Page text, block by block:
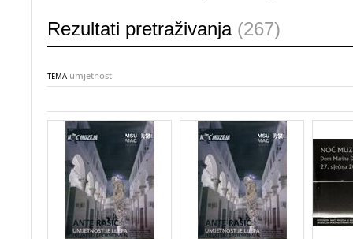
Rezultati pretraživanja (267)
TEMA umjetnost